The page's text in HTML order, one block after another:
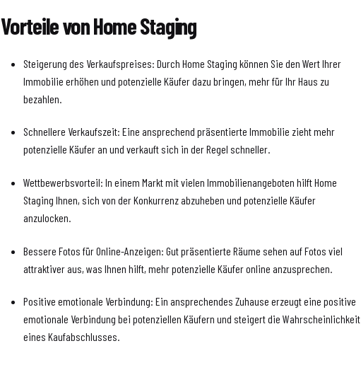
Vorteile von Home Staging
Steigerung des Verkaufspreises: Durch Home Staging können Sie den Wert Ihrer
Immobilie erhöhen und potenzielle Käufer dazu bringen, mehr für Ihr Haus zu
bezahlen.
Schnellere Verkaufszeit: Eine ansprechend präsentierte Immobilie zieht mehr
potenzielle Käufer an und verkauft sich in der Regel schneller.
Wettbewerbsvorteil: In einem Markt mit vielen Immobilienangeboten hilft Home
Staging Ihnen, sich von der Konkurrenz abzuheben und potenzielle Käufer
anzulocken.
Bessere Fotos für Online-Anzeigen: Gut präsentierte Räume sehen auf Fotos viel
attraktiver aus, was Ihnen hilft, mehr potenzielle Käufer online anzusprechen.
Positive emotionale Verbindung: Ein ansprechendes Zuhause erzeugt eine positive
emotionale Verbindung bei potenziellen Käufern und steigert die Wahrscheinlichkeit
eines Kaufabschlusses.